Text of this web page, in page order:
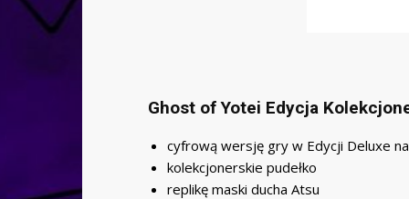
Ghost of Yotei Edycja
cyfrową wersję gry w Edycji Deluxe
kolekcjonerskie pudełko
replikę maski ducha Atsu